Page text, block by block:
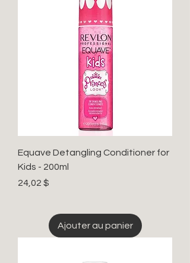
Equave Detangling Conditioner for
Kids - 200ml
Prix
24,02 $
Ajouter au panier